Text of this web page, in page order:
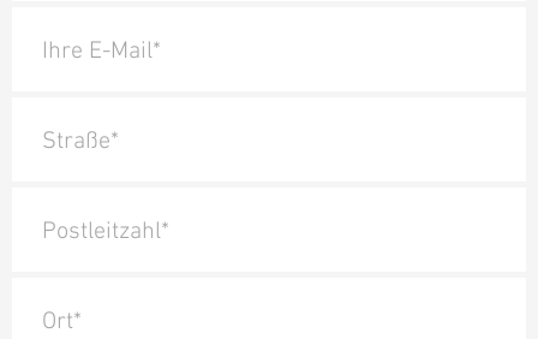
Ihre E-Mail*
Straße*
Postleitzahl*
Ort*